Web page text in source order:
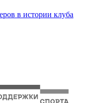
в истории клуба